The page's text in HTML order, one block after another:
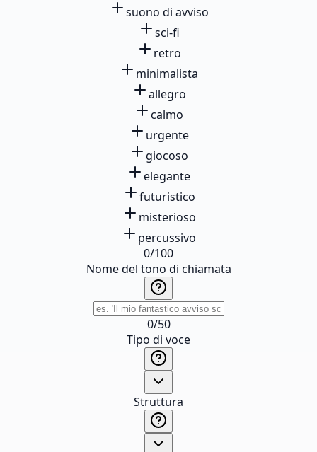
suono di avviso
sci-fi
retro
minimalista
allegro
calmo
urgente
giocoso
elegante
futuristico
misterioso
percussivo
0/100
Nome del tono di chiamata
0/50
Tipo di voce
Struttura